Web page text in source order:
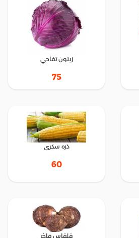
زيتون تفاحي
75
ذره سكرى
60
قلقاس فاخر